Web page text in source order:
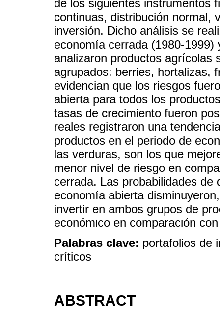
de los siguientes instrumentos
continuas, distribución normal,
inversión. Dicho análisis se
economía cerrada (1980-
analizaron productos agrícolas
agrupados: berries, hortalizas,
evidencian que los riesgos
abierta para todos los
tasas de crecimiento fueron
reales registraron una
productos en el periodo de
las verduras, son los que
menor nivel de riesgo en
cerrada. Las probabilidades de
economía abierta
invertir en ambos grupos de
económico en comparación
Palabras clave: portafolios de
críticos
ABSTRACT